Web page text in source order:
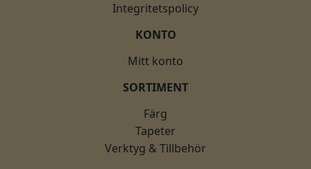
Integritetspolicy
KONTO
Mitt konto
SORTIMENT
Färg
Tapeter
Verktyg & Tillbehör